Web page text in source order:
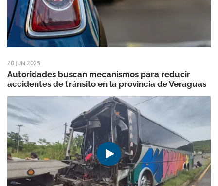
20 JUN 2025
Autoridades buscan mecanismos para reducir
accidentes de tránsito en la provincia de Veraguas